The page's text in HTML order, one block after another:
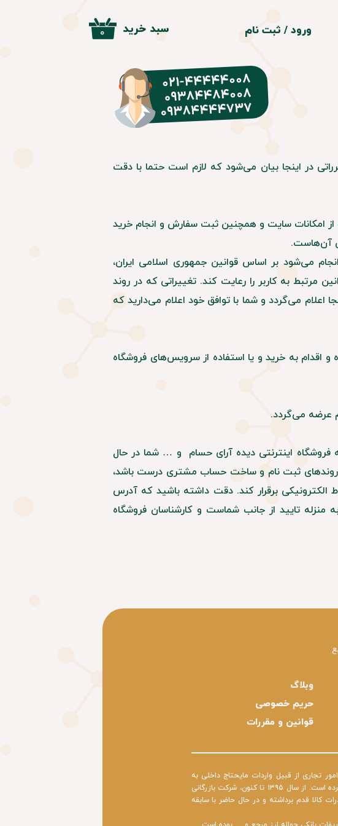
ورود/ ثبت نام
تغییر گذر واژه
۰ سبد خرید
در اینجا بیان می‌شود که لازم است حتما با دقت
از امکانات سایت و همچنین ثبت سفارش و انجام خرید
آن‌هاست.
می‌شود بر اساس قوانین جمهوری اسلامی ایران،
مرتبط به کاربر را رعایت کند. تغییراتی که در روند
اعلام می‌گردد و شما با توافق خود اعلام می‌دارید که
به خرید و یا استفاده از سرویس‌های فروشگاه
عرضه می‌گردد.
فروشگاه اینترنتی دیده آرای حسام و … شما در حال
روندهای ثبت نام و ساخت حساب مشتری درست باشد،
الکترونیکی برقرار کند. دقت داشته باشید که آدرس
منزله تایید از جانب شماست و کارشناسان فروشگاه
وبلاگ
حریم خصوصی
قوانین و مقررات
مفید در زمینه انجام امور تجاری از قبیل واردات مایحتاج داخلی به
کشور و صادرات تولیدات داخلی به خارج از کشور توانسته نظر تاجران زیادی را به خود جلب کرده است. از سال ۱۳۹۵ تا کنون، شرکت بازرگانی
کالا قدم برداشته و در حال حاضر با سابقه